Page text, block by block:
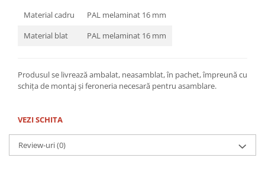
Material cadru
PAL melaminat 16 mm
Material blat
PAL melaminat 16 mm
Produsul se livrează ambalat, neasamblat, în pachet, împreună cu
schița de montaj și feroneria necesară pentru asamblare.
VEZI SCHITA
Review-uri(0)